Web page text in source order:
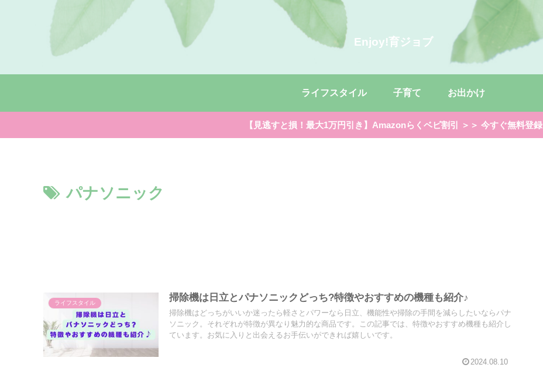
Enjoy!育ジョブ
ライフスタイル 子育て お出かけ
【見逃すと損！最大1万円引き】Amazonらくベビ割引 ＞＞ 今すぐ無料登録
パナソニック
ライフスタイル 掃除機は日立とパナソニックどっち?特徴やおすすめの機種も紹介♪
掃除機はどっちがいいか迷ったら軽さとパワーなら日立、機能性や掃除の手間を減らしたいならパナ
ソニック。それぞれが特徴が異なり魅力的な商品です。この記事では、特徴やおすすめ機種も紹介し
ています。お気に入りと出会えるお手伝いができれば嬉しいです。
2024.08.10